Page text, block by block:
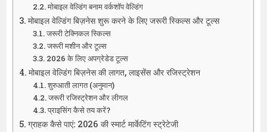
मोबाइल वेल्डिंग बनाम वर्कशॉप वेल्डिंग
मोबाइल वेल्डिंग बिज़नेस शुरू करने के लिए जरूरी स्किल्स और टूल्स
जरूरी टेक्निकल स्किल्स
जरूरी मशीन और टूल्स
2026 के लिए अपग्रेडेड टूल्स
मोबाइल वेल्डिंग बिज़नेस की लागत, लाइसेंस और रजिस्ट्रेशन
शुरुआती लागत (अनुमान)
जरूरी रजिस्ट्रेशन और लीगल
प्राइसिंग कैसे तय करें?
ग्राहक कैसे पाएं: 2026 की स्मार्ट मार्केटिंग स्ट्रेटेजी